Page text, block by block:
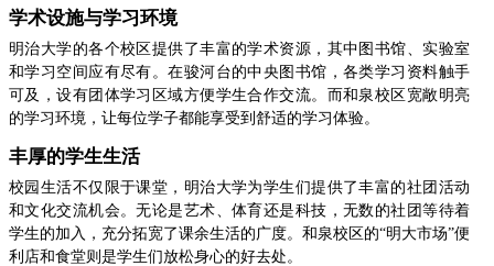
学术设施与学习环境
明治大学的各个校区提供了丰富的学术资源，其中图书馆、实验室
和学习空间应有尽有。在骏河台的中央图书馆，各类学习资料触手
可及，设有团体学习区域方便学生合作交流。而和泉校区宽敞明亮
的学习环境，让每位学子都能享受到舒适的学习体验。
丰厚的学生生活
校园生活不仅限于课堂，明治大学为学生们提供了丰富的社团活动
和文化交流机会。无论是艺术、体育还是科技，无数的社团等待着
学生的加入，充分拓宽了课余生活的广度。和泉校区的“明大市场”便
利店和食堂则是学生们放松身心的好去处。